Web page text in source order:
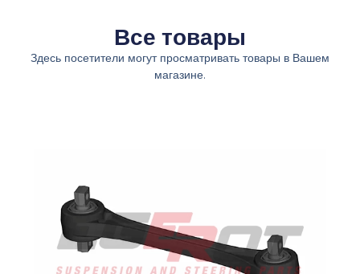
Все товары
Здесь посетители могут просматривать товары в Вашем
магазине.